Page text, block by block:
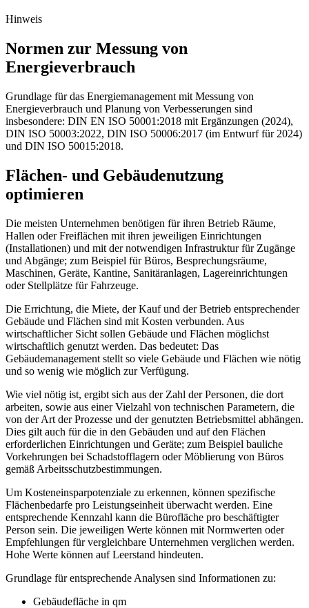
Hinweis
Normen zur Messung von
Energieverbrauch
Grundlage für das Energiemanagement mit Messung von
Energieverbrauch und Planung von Verbesserungen sind
insbesondere: DIN EN ISO 50001:2018 mit Ergänzungen (2024),
DIN ISO 50003:2022, DIN ISO 50006:2017 (im Entwurf für 2024)
und DIN ISO 50015:2018.
Flächen- und Gebäudenutzung
optimieren
Die meisten Unternehmen benötigen für ihren Betrieb Räume,
Hallen oder Freiflächen mit ihren jeweiligen Einrichtungen
(Installationen) und mit der notwendigen Infrastruktur für Zugänge
und Abgänge; zum Beispiel für Büros, Besprechungsräume,
Maschinen, Geräte, Kantine, Sanitäranlagen, Lagereinrichtungen
oder Stellplätze für Fahrzeuge.
Die Errichtung, die Miete, der Kauf und der Betrieb entsprechender
Gebäude und Flächen sind mit Kosten verbunden. Aus
wirtschaftlicher Sicht sollen Gebäude und Flächen möglichst
wirtschaftlich genutzt werden. Das bedeutet: Das
Gebäudemanagement stellt so viele Gebäude und Flächen wie nötig
und so wenig wie möglich zur Verfügung.
Wie viel nötig ist, ergibt sich aus der Zahl der Personen, die dort
arbeiten, sowie aus einer Vielzahl von technischen Parametern, die
von der Art der Prozesse und der genutzten Betriebsmittel abhängen.
Dies gilt auch für die in den Gebäuden und auf den Flächen
erforderlichen Einrichtungen und Geräte; zum Beispiel bauliche
Vorkehrungen bei Schadstofflagern oder Möblierung von Büros
gemäß Arbeitsschutzbestimmungen.
Um Kosteneinsparpotenziale zu erkennen, können spezifische
Flächenbedarfe pro Leistungseinheit überwacht werden. Eine
entsprechende Kennzahl kann die Bürofläche pro beschäftigter
Person sein. Die jeweiligen Werte können mit Normwerten oder
Empfehlungen für vergleichbare Unternehmen verglichen werden.
Hohe Werte können auf Leerstand hindeuten.
Grundlage für entsprechende Analysen sind Informationen zu:
Gebäudefläche in qm